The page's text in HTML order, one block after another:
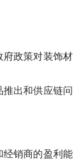
政策对装饰材
出和供应链问
销商的盈利能